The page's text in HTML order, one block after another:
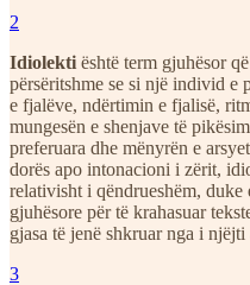
2
Idiolekti është term gjuhësor
përsëritshme se si një individ e
e fjalëve, ndërtimin e fjalisë,
mungesën e shenjave të
preferuara dhe mënyrën e
dorës apo intonacioni i zërit,
relativisht i qëndrueshëm, duke
gjuhësore për të krahasuar
gjasa të jenë shkruar nga i njëjti
3